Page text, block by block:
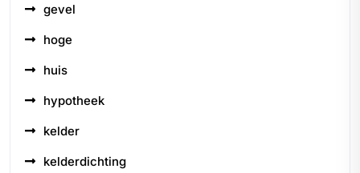
gevel
hoge
huis
hypotheek
kelder
kelderdichting